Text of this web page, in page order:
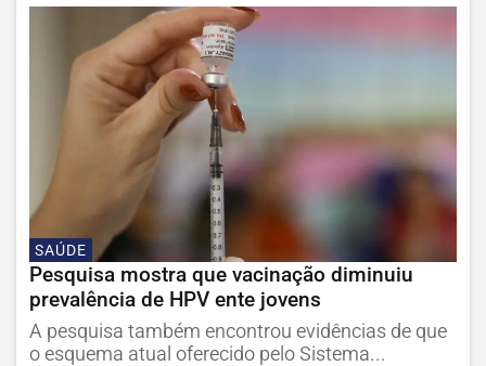
SAÚDE
Pesquisa mostra que vacinação diminuiu
prevalência de HPV ente jovens
A pesquisa também encontrou evidências de que
o esquema atual oferecido pelo Sistema...